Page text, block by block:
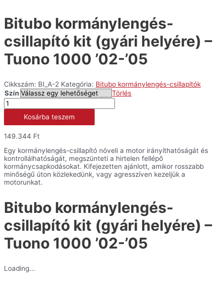
Bitubo kormánylengés-
csillapító kit (gyári helyére) –
Tuono 1000 ’02-’05
Cikkszám: BI_A-2 Kategória: Bitubo kormánylengés-csillapítók
Szín
Törlés
Bitubo
kormánylengés-
csillapító
kit
(gyári
helyére)
-
Tuono
1000
'02-
'05
Kosárba teszem
149.344 Ft
Egy kormánylengés-csillapító növeli a motor irányíthatóságát és
kontrollálhatóságát, megszünteti a hirtelen fellépő
kormánycsapkodásokat. Kifejezetten ajánlott, amikor rosszabb
minőségű úton közlekedünk, vagy agresszíven kezeljük a
motorunkat.
Bitubo kormánylengés-
csillapító kit (gyári helyére) –
Tuono 1000 ’02-’05
Loading...